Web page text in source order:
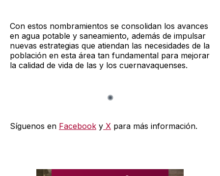
Con estos nombramientos se consolidan los avances
en agua potable y saneamiento, además de impulsar
nuevas estrategias que atiendan las necesidades de la
población en esta área tan fundamental para mejorar
la calidad de vida de las y los cuernavaquenses.
Síguenos en Facebook y X para más información.